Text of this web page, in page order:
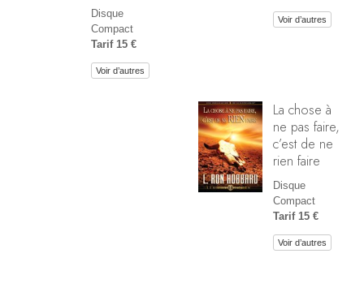
Disque
Compact
Tarif 15 €
Voir d’autres
Voir d’autres
La chose à
ne pas faire,
c’est de ne
rien faire
Disque
Compact
Tarif 15 €
Voir d’autres